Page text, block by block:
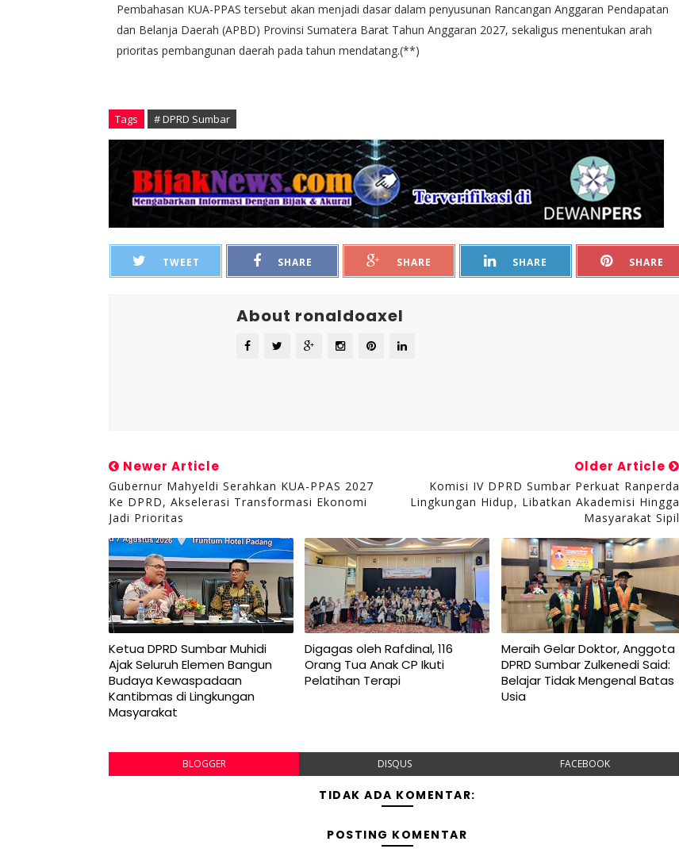
Pembahasan KUA-PPAS tersebut akan menjadi dasar dalam penyusunan Rancangan Anggaran Pendapatan
dan Belanja Daerah (APBD) Provinsi Sumatera Barat Tahun Anggaran 2027, sekaligus menentukan arah
prioritas pembangunan daerah pada tahun mendatang.(**)
Tags # DPRD Sumbar
TWEET SHARE SHARE SHARE SHARE
About ronaldoaxel
Newer Article
Gubernur Mahyeldi Serahkan KUA-PPAS 2027
Ke DPRD, Akselerasi Transformasi Ekonomi
Jadi Prioritas
Older Article
Komisi IV DPRD Sumbar Perkuat Ranperda
Lingkungan Hidup, Libatkan Akademisi Hingga
Masyarakat Sipil
Ketua DPRD Sumbar Muhidi
Ajak Seluruh Elemen Bangun
Budaya Kewaspadaan
Kantibmas di Lingkungan
Masyarakat
Digagas oleh Rafdinal, 116
Orang Tua Anak CP Ikuti
Pelatihan Terapi
Meraih Gelar Doktor, Anggota
DPRD Sumbar Zulkenedi Said:
Belajar Tidak Mengenal Batas
Usia
BLOGGER DISQUS FACEBOOK
TIDAK ADA KOMENTAR:
POSTING KOMENTAR